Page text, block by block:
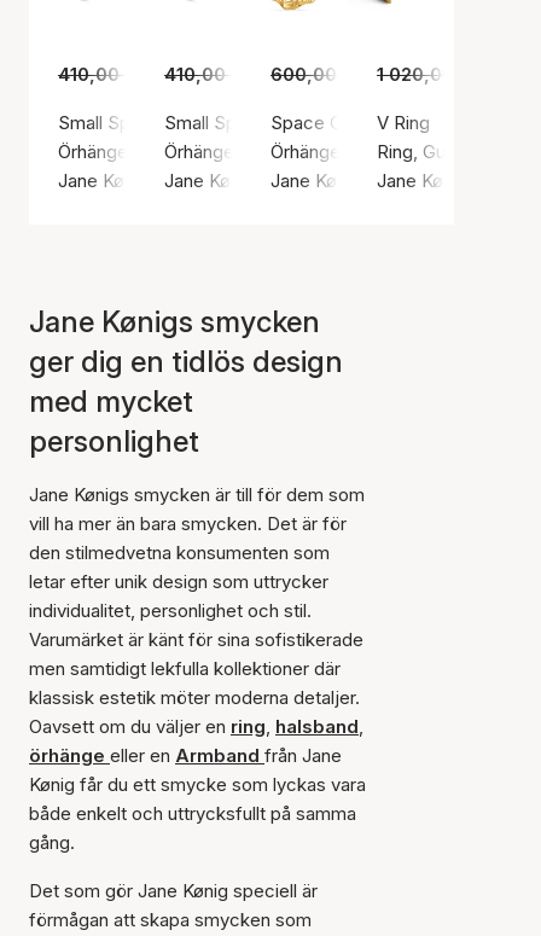
410,00 kr 285,00 kr
Small Space Hoop Left
Örhängen, Silverfärg / Silver sterling 925
Jane Kønig
410,00 kr 285,00 kr
Small Space Hoop Right
Örhängen, Silverfärg / Silver sterling 925
Jane Kønig
600,00 kr 389,00 kr
Space Creole Right
Örhängen, Guldfärg /
Jane Kønig
1 020,00 kr
V Ring
Ring, Guldfärg /
Jane Kønig
Jane Kønigs smycken
ger dig en tidlös design
med mycket
personlighet
Jane Kønigs smycken är till för dem som
vill ha mer än bara smycken. Det är för
den stilmedvetna konsumenten som
letar efter unik design som uttrycker
individualitet, personlighet och stil.
Varumärket är känt för sina sofistikerade
men samtidigt lekfulla kollektioner där
klassisk estetik möter moderna detaljer.
Oavsett om du väljer en ring, halsband,
örhänge eller en Armband från Jane
Kønig får du ett smycke som lyckas vara
både enkelt och uttrycksfullt på samma
gång.
Det som gör Jane Kønig speciell är
förmågan att skapa smycken som